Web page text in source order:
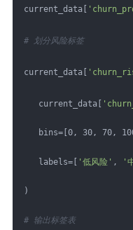
current_data[
# 划分风险标签
current_data[
current_data[
bins=[0, 30, 70,
labels=[ '低风险' , '
)
# 输出标签表